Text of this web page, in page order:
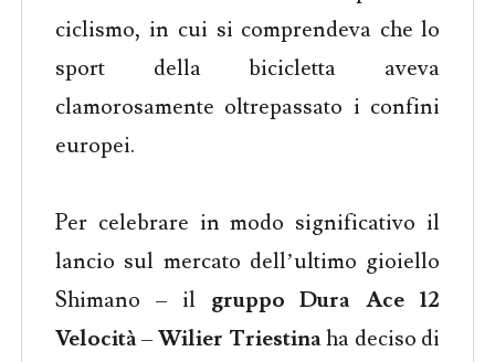
ciclismo, in cui si comprendeva che lo
sport della bicicletta aveva
clamorosamente oltrepassato i confini
europei.
Per celebrare in modo significativo il
lancio sul mercato dell’ultimo gioiello
Shimano – il gruppo Dura Ace 12
Velocità–Wilier Triestinaha deciso di